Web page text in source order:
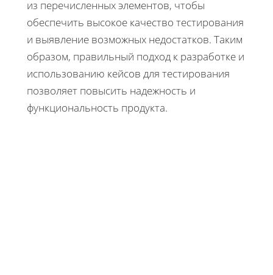
из перечисленных элементов, чтобы
обеспечить высокое качество тестирования
и выявление возможных недостатков. Таким
образом, правильный подход к разработке и
использованию кейсов для тестирования
позволяет повысить надежность и
функциональность продукта.